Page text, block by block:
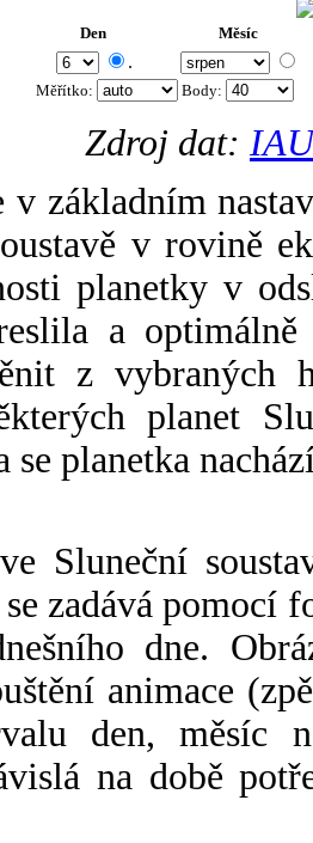
Den Měsíc
.
Měřítko: Body:
Zdroj dat:
v základním
v rovině
planetky v
a
z vybraných
planet
se planetka
Sluneční
zadává pomocí
dne.
animace
den, měsíc
na době